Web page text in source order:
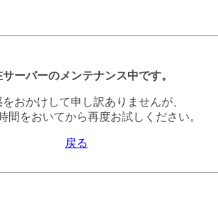
ーバーのメンテナンス中です。
をおかけして申し訳ありませんが、
間をおいてから再度お試しください。
戻る